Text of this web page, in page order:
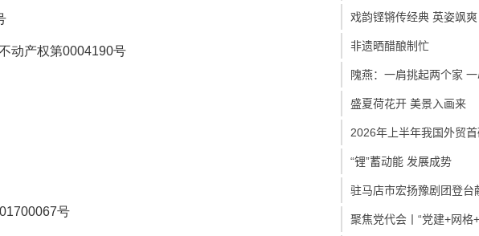
动产权第0004190号
号
戏韵铿锵传经典 英姿飒爽
非遗晒醋酿制忙
隗燕：一肩挑起两个家
盛夏荷花开 美景入画来
2026年上半年我国外贸
“锂”蓄动能 发展成势
驻马店市宏扬豫剧团登台
聚焦党代会丨“党建+网格